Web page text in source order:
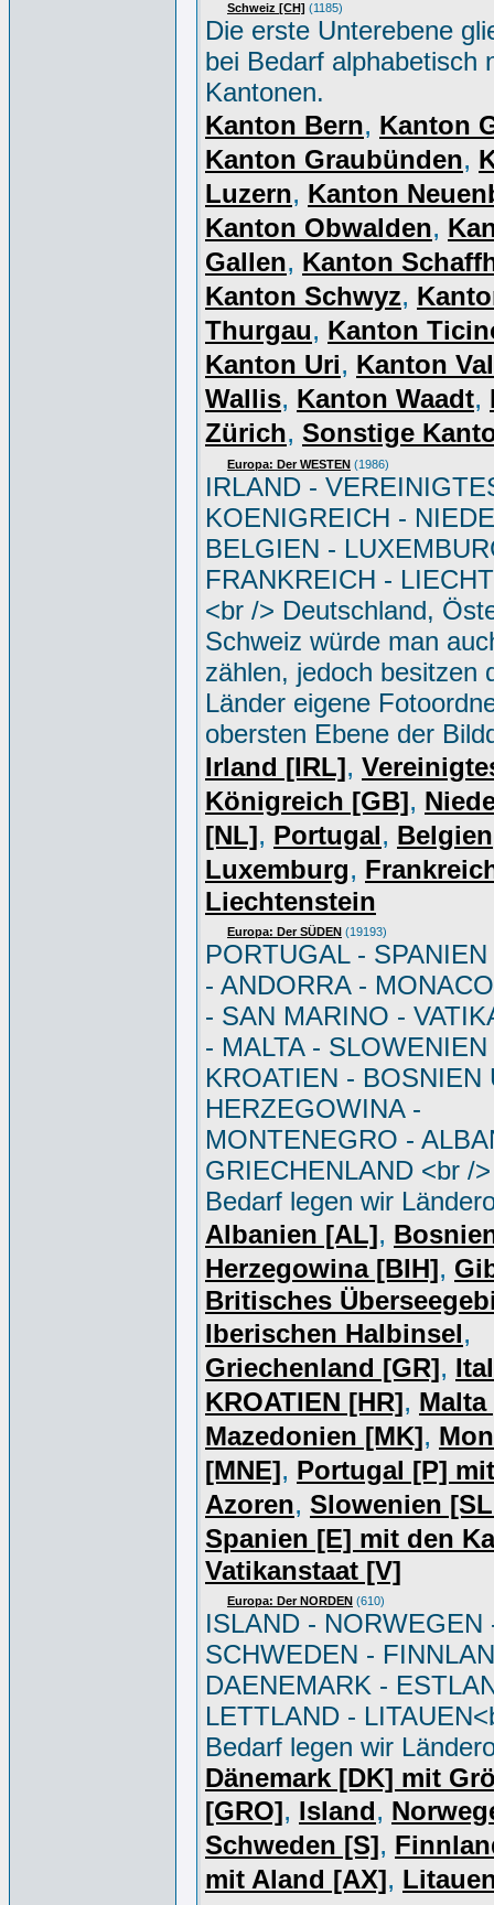
Schweiz [CH] (1185)
Die erste Unterebene
bei Bedarf alphabetisch
Kantonen.
Kanton Bern, Kanton
Kanton Graubünden,
Luzern, Kanton
Kanton Obwalden,
Gallen, Kanton
Kanton Schwyz,
Thurgau, Kanton
Kanton Uri, Kanton
Wallis, Kanton Waadt,
Zürich, Sonstige
Europa: Der WESTEN (1986)
IRLAND -
KOENIGREICH -
BELGIEN -
FRANKREICH -
<br /> Deutschland,
Schweiz würde man
zählen, jedoch besitzen
Länder eigene
obersten Ebene der
Irland [IRL],
Königreich [GB],
[NL], Portugal, Belgien
Luxemburg,
Liechtenstein
Europa: Der SÜDEN (19193)
PORTUGAL -
- ANDORRA -
- SAN MARINO -
- MALTA - SLOWENIEN
KROATIEN - BOSNIEN
HERZEGOWINA -
MONTENEGRO -
GRIECHENLAND <br /
Bedarf legen wir
Albanien [AL],
Herzegowina [BIH],
Britisches
Iberischen Halbinsel,
Griechenland [GR],
KROATIEN [HR], Malta
Mazedonien [MK],
[MNE], Portugal [P]
Azoren, Slowenien
Spanien [E] mit den
Vatikanstaat [V]
Europa: Der NORDEN (610)
ISLAND - NORWEGEN
SCHWEDEN -
DAENEMARK -
LETTLAND -
Bedarf legen wir
Dänemark [DK] mit
[GRO], Island,
Schweden [S],
mit Aland [AX],